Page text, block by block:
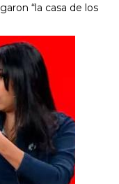
“la casa de los